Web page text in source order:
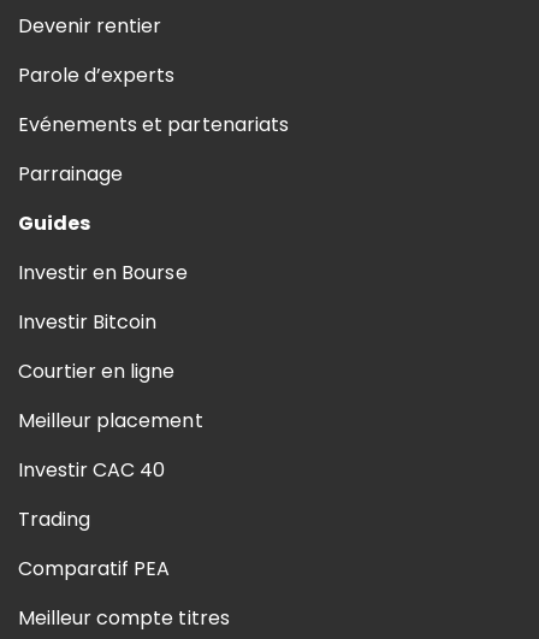
Devenir rentier
Parole d’experts
Evénements et partenariats
Parrainage
Guides
Investir en Bourse
Investir Bitcoin
Courtier en ligne
Meilleur placement
Investir CAC 40
Trading
Comparatif PEA
Meilleur compte titres